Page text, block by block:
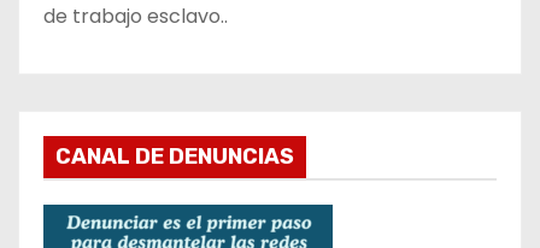
de trabajo esclavo..
CANAL DE DENUNCIAS